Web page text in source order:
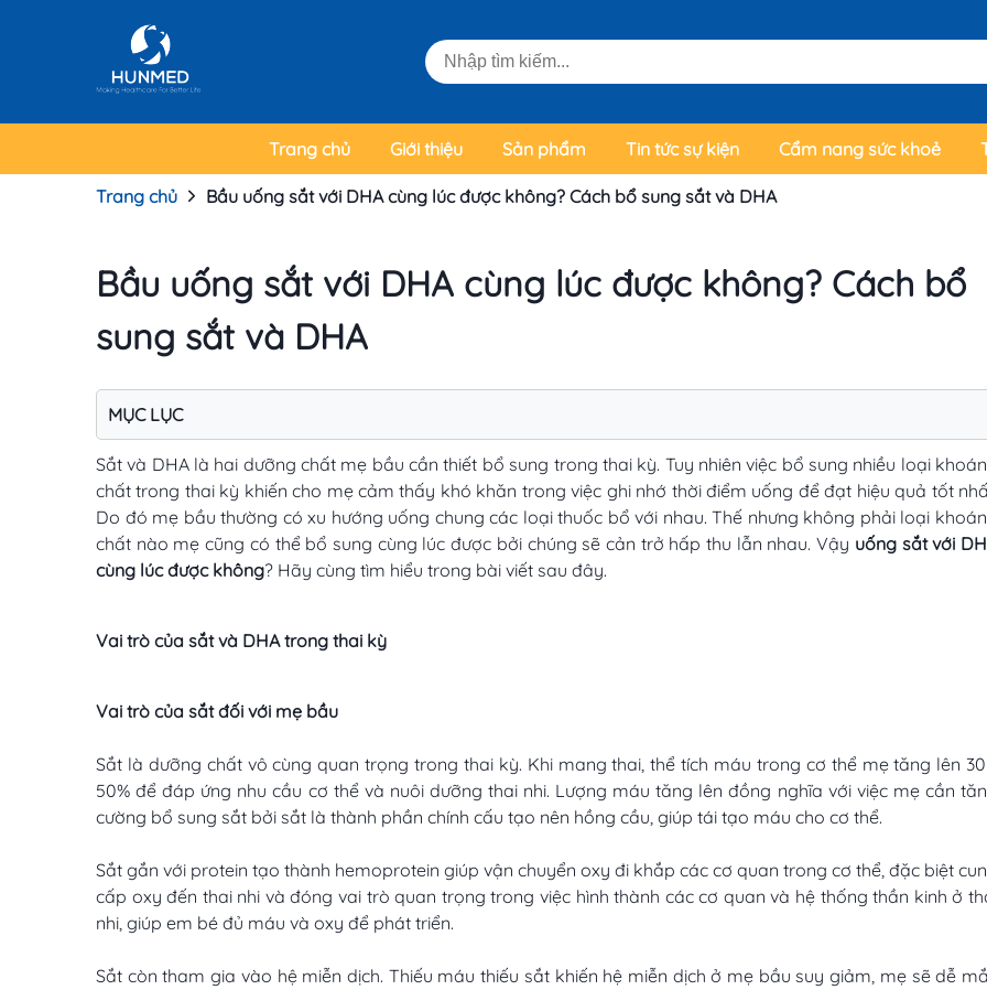
Trang chủ Giới thiệu Sản phẩm Tin tức sự kiện Cẩm nang sức khoẻ
Trang chủ Bầu uống sắt với DHA cùng lúc được không? Cách bổ sung sắt và DHA
Bầu uống sắt với DHA cùng lúc được không? Cách bổ
sung sắt và DHA
MỤC LỤC
Sắt và DHA là hai dưỡng chất mẹ bầu cần thiết bổ sung trong thai kỳ. Tuy nhiên việc bổ sung nhiều loại
chất trong thai kỳ khiến cho mẹ cảm thấy khó khăn trong việc ghi nhớ thời điểm uống để đạt hiệu quả tốt
Do đó mẹ bầu thường có xu hướng uống chung các loại thuốc bổ với nhau. Thế nhưng không phải loại
chất nào mẹ cũng có thể bổ sung cùng lúc được bởi chúng sẽ cản trở hấp thu lẫn nhau. Vậy uống sắt với
cùng lúc được không? Hãy cùng tìm hiểu trong bài viết sau đây.
Vai trò của sắt và DHA trong thai kỳ
Vai trò của sắt đối với mẹ bầu
Sắt là dưỡng chất vô cùng quan trọng trong thai kỳ. Khi mang thai, thể tích máu trong cơ thể mẹ tăng lên
50% để đáp ứng nhu cầu cơ thể và nuôi dưỡng thai nhi. Lượng máu tăng lên đồng nghĩa với việc mẹ cần
cường bổ sung sắt bởi sắt là thành phần chính cấu tạo nên hồng cầu, giúp tái tạo máu cho cơ thể.
Sắt gắn với protein tạo thành hemoprotein giúp vận chuyển oxy đi khắp các cơ quan trong cơ thể, đặc biệt
cấp oxy đến thai nhi và đóng vai trò quan trọng trong việc hình thành các cơ quan và hệ thống thần kinh ở
nhi, giúp em bé đủ máu và oxy để phát triển.
Sắt còn tham gia vào hệ miễn dịch. Thiếu máu thiếu sắt khiến hệ miễn dịch ở mẹ bầu suy giảm, mẹ sẽ dễ